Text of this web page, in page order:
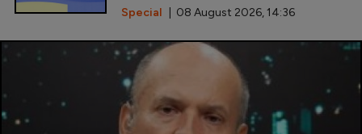
Special | 08 August 2026, 14:36